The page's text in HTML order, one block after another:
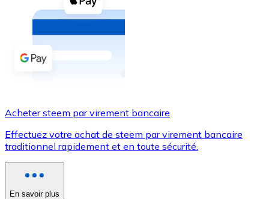
Achetez des cryptomonnaies en espèces et d'autres
Acheter avec espèces
Virement SEPA
Utilisez les cartes Visa et Mastercard pour acheter
Acheter avec carte
Acheter steem par virement bancaire
Effectuez votre achat de steem par virement bancaire
traditionnel rapidement et en toute sécurité.
En savoir plus